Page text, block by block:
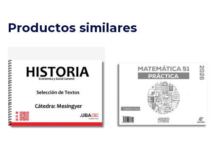
Productos similares